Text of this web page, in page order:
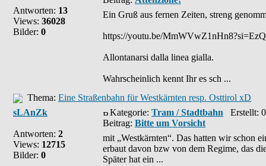
Antworten: 13
Views: 36028
Bilder: 0
Ein Gruß aus fernen Zeiten, streng
https://youtu.be/
Allontanarsi dalla linea gialla.
Wahrscheinlich kennt Ihr es sch ...
Thema: Eine Straßenbahn für Westkärnten resp. Osttirol xD
sLAnZk
Antworten: 2
Views: 12715
Bilder: 0
Kategorie: Tram / Stadtbahn Erstellt:
Beitrag: Bitte um Vorsicht
mit „Westkärnten“. Das hatten wir schon
erbaut davon bzw von dem Regime, das
Später hat ein ...